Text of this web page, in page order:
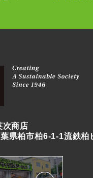
次商店
県柏市柏6-1-1流鉄柏